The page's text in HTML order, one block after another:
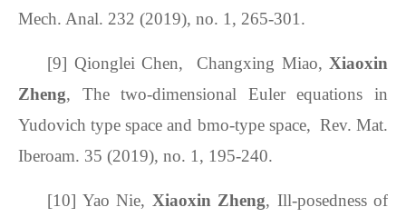
Mech. Anal. 232 (2019), no. 1, 265-301.
[9] Qionglei Chen, Changxing Miao, Xiaoxin
Zheng, The two-dimensional Euler equations in
Yudovich type space and bmo-type space, Rev. Mat.
Iberoam. 35 (2019), no. 1, 195-240.
[10] Yao Nie, Xiaoxin Zheng, Ill-posedness of